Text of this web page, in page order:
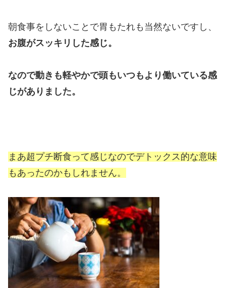
朝食事をしないことで胃もたれも当然ないですし、
お腹がスッキリした感じ。
なので動きも軽やかで頭もいつもより働いている感
じがありました。
まあ超プチ断食って感じなのでデトックス的な意味
もあったのかもしれません。